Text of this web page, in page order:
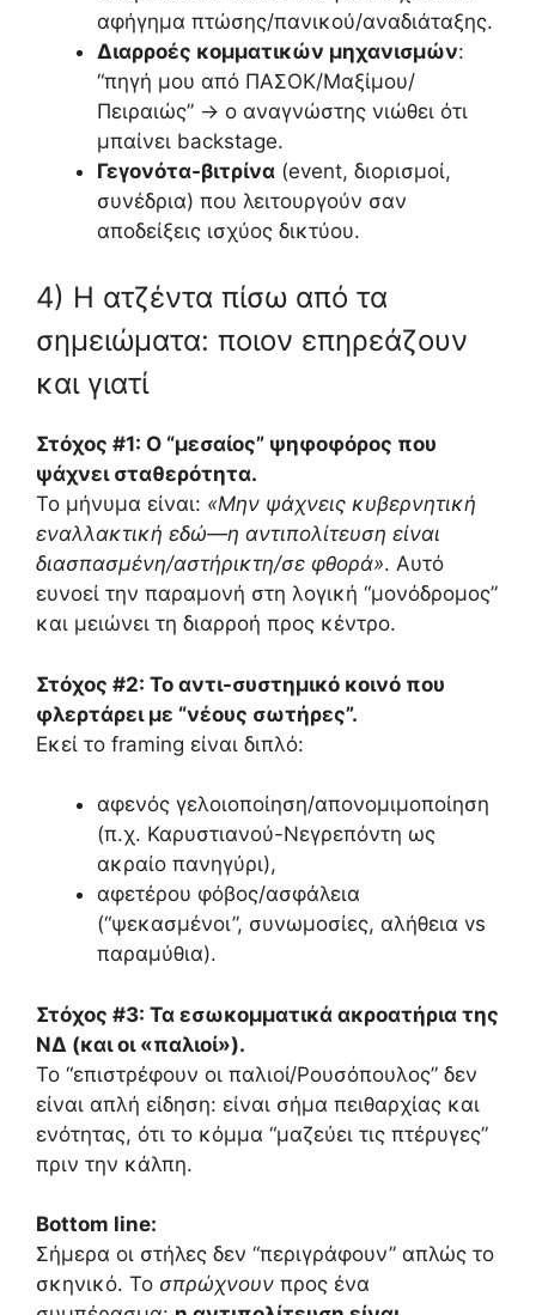
αφήγημα πτώσης/πανικού/αναδιάταξης.
Διαρροές κομματικών μηχανισμών:
“πηγή μου από ΠΑΣΟΚ/Μαξίμου/
Πειραιώς” → ο αναγνώστης νιώθει ότι
μπαίνει backstage.
Γεγονότα-βιτρίνα (event, διορισμοί,
συνέδρια) που λειτουργούν σαν
αποδείξεις ισχύος δικτύου.
4) Η ατζέντα πίσω από τα
σημειώματα: ποιον επηρεάζουν
και γιατί
Στόχος #1: Ο “μεσαίος” ψηφοφόρος που
ψάχνει σταθερότητα.
Το μήνυμα είναι: «Μην ψάχνεις κυβερνητική
εναλλακτική εδώ—η αντιπολίτευση είναι
διασπασμένη/αστήρικτη/σε φθορά». Αυτό
ευνοεί την παραμονή στη λογική “μονόδρομος”
και μειώνει τη διαρροή προς κέντρο.
Στόχος #2: Το αντι-συστημικό κοινό που
φλερτάρει με “νέους σωτήρες”.
Εκεί το framing είναι διπλό:
αφενός γελοιοποίηση/απονομιμοποίηση
(π.χ. Καρυστιανού-Νεγρεπόντη ως
ακραίο πανηγύρι),
αφετέρου φόβος/ασφάλεια
(“ψεκασμένοι”, συνωμοσίες, αλήθεια vs
παραμύθια).
Στόχος #3: Τα εσωκομματικά ακροατήρια της
ΝΔ (και οι «παλιοί»).
Το “επιστρέφουν οι παλιοί/Ρουσόπουλος” δεν
είναι απλή είδηση: είναι σήμα πειθαρχίας και
ενότητας, ότι το κόμμα “μαζεύει τις πτέρυγες”
πριν την κάλπη.
Bottom line:
Σήμερα οι στήλες δεν “περιγράφουν” απλώς το
σκηνικό. Το σπρώχνουν προς ένα